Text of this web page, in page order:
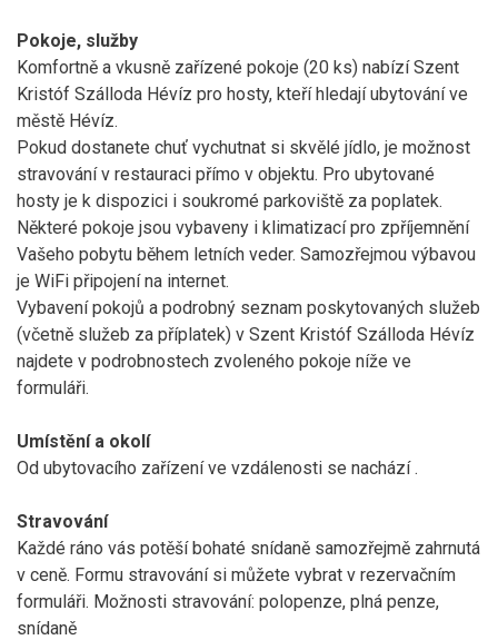
Pokoje, služby
Komfortně a vkusně zařízené pokoje (20 ks) nabízí Szent
Kristóf Szálloda Hévíz pro hosty, kteří hledají ubytování ve
městě Hévíz.
Pokud dostanete chuť vychutnat si skvělé jídlo, je možnost
stravování v restauraci přímo v objektu. Pro ubytované
hosty je k dispozici i soukromé parkoviště za poplatek.
Některé pokoje jsou vybaveny i klimatizací pro zpříjemnění
Vašeho pobytu během letních veder. Samozřejmou výbavou
je WiFi připojení na internet.
Vybavení pokojů a podrobný seznam poskytovaných služeb
(včetně služeb za příplatek) v Szent Kristóf Szálloda Hévíz
najdete v podrobnostech zvoleného pokoje níže ve
formuláři.
Umístění a okolí
Od ubytovacího zařízení ve vzdálenosti se nachází .
Stravování
Každé ráno vás potěší bohaté snídaně samozřejmě zahrnutá
v ceně. Formu stravování si můžete vybrat v rezervačním
formuláři. Možnosti stravování: polopenze, plná penze,
snídaně